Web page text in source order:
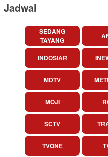
Jadwal
SEDANG
TAYANG
INDOSIAR
MDTV
MOJI
SCTV
TVONE